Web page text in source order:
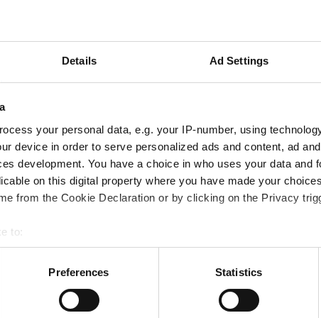
Details Ad Settings
your personal data, e.g. your IP-number, using
device in order to serve personalized ads and content, ad
development. You have a choice in who uses your data and
on this digital property where you have made your
from the Cookie Declaration or by clicking on the Privacy
to:
your geographical location which can be accurate to within
actively scanning it for specific characteristics (fingerprinting)
personal data is processed and set your preferences in the
Preferences Statistics
med
för att bygga och
högkoncentrerat protein
aminosyror i form av BCAA,
sedan hon började
avsevärt. Produkten
muskler, behålla sin
support under